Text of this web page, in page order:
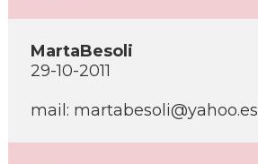
MartaBesoli
29-10-2011
mail: martabesoli@yahoo.es